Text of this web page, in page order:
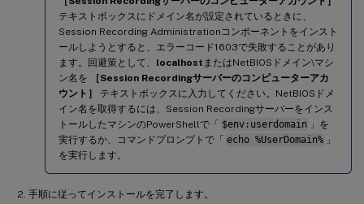
テキストボックスにドメイン名が設定されているときに、
Session Recording Administrationコンポーネントをインスト
ールしようとすると、エラーコード1603で失敗することがあり
ます。回避策として、 localhost またはNetBIOSドメイン\マシ
ン名を
［Session Recordingサーバーのコンピューターアカ
ウント］
テキストボックスに入力してください。NetBIOSドメ
イン名を取得するには、Session Recordingサーバーをインス
トールしたマシンのPowerShellで「 $env:userdomain 」を
実行するか、コマンドプロンプトで「 echo %UserDomain% 」
を実行します。
手順に従ってインストールを完了します。